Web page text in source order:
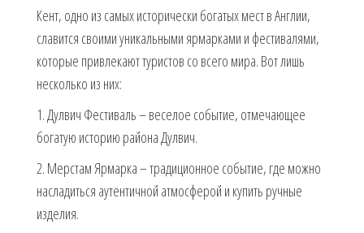
Кент, одно из самых исторически богатых мест в Англии,
славится своими уникальными ярмарками и фестивалями,
которые привлекают туристов со всего мира. Вот лишь
несколько из них:
1. Дулвич Фестиваль – веселое событие, отмечающее
богатую историю района Дулвич.
2. Мерстам Ярмарка – традиционное событие, где можно
насладиться аутентичной атмосферой и купить ручные
изделия.